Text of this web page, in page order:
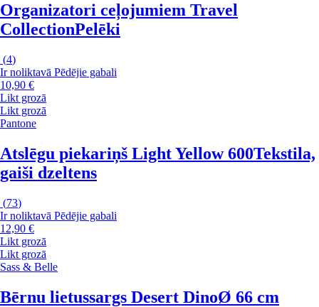
Organizatori ceļojumiem Travel
CollectionPelēki
(4)
Ir noliktavā Pēdējie gabali
10,90 €
Likt grozā
Likt grozā
Pantone
Atslēgu piekariņš Light Yellow 600Tekstila,
gaiši dzeltens
(73)
Ir noliktavā Pēdējie gabali
12,90 €
Likt grozā
Likt grozā
Sass & Belle
Bērnu lietussargs Desert DinoØ 66 cm